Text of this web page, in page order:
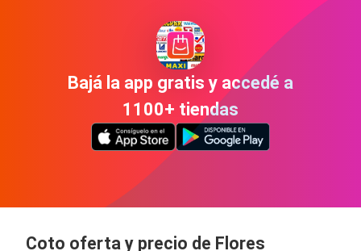
Bajá la app gratis y accedé a
1100+ tiendas
Coto oferta y precio de Flores